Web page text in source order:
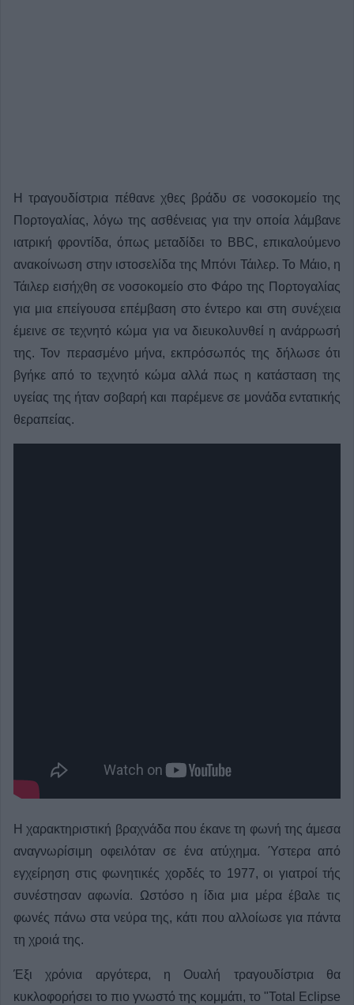
Η τραγουδίστρια πέθανε χθες βράδυ σε νοσοκομείο της
Πορτογαλίας, λόγω της ασθένειας για την οποία λάμβανε
ιατρική φροντίδα, όπως μεταδίδει το BBC, επικαλούμενο
ανακοίνωση στην ιστοσελίδα της Μπόνι Τάιλερ. Το Μάιο, η
Τάιλερ εισήχθη σε νοσοκομείο στο Φάρο της Πορτογαλίας
για μια επείγουσα επέμβαση στο έντερο και στη συνέχεια
έμεινε σε τεχνητό κώμα για να διευκολυνθεί η ανάρρωσή
της. Τον περασμένο μήνα, εκπρόσωπός της δήλωσε ότι
βγήκε από το τεχνητό κώμα αλλά πως η κατάσταση της
υγείας της ήταν σοβαρή και παρέμενε σε μονάδα εντατικής
θεραπείας.
Η χαρακτηριστική βραχνάδα που έκανε τη φωνή της άμεσα
αναγνωρίσιμη οφειλόταν σε ένα ατύχημα. Ύστερα από
εγχείρηση στις φωνητικές χορδές το 1977, οι γιατροί τής
συνέστησαν αφωνία. Ωστόσο η ίδια μια μέρα έβαλε τις
φωνές πάνω στα νεύρα της, κάτι που αλλοίωσε για πάντα
τη χροιά της.
Έξι χρόνια αργότερα, η Ουαλή τραγουδίστρια θα
κυκλοφορήσει το πιο γνωστό της κομμάτι, το "Total Eclipse